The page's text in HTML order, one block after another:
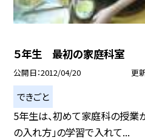
５年生 最初の家庭科室
公開日 2012/04/20 更
できごと
5年生は、初めて家庭科の授業
の入れ方」の学習で入れて...